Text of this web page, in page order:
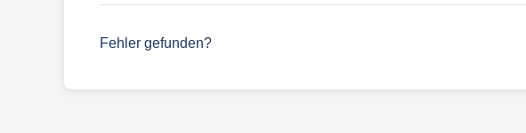
Fehler gefunden?